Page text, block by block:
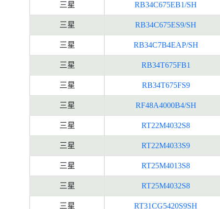
三星 RB34C675EB1/SH
三星 RB34C675ES9/SH
三星 RB34C7B4EAP/SH
三星 RB34T675FB1
三星 RB34T675FS9
三星 RF48A4000B4/SH
三星 RT22M4032S8
三星 RT22M4033S9
三星 RT25M4013S8
三星 RT25M4032S8
三星 RT31CG5420S9SH